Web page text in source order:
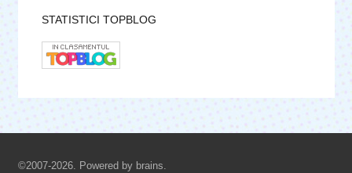
STATISTICI TOPBLOG
©2007-2026. Powered by brains.